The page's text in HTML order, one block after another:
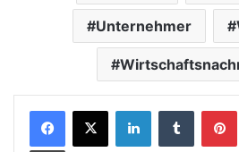
Unternehmer